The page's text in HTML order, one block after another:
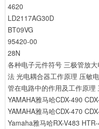
4620
LD2117AG30D
BT09VG
95420-00
28N
各种电子元件符号 三极管放大
法 光电耦合器工作原理 压敏
管在电路中的作用及工作原理
YAMAHA雅马哈CDX-490
YAMAHA雅马哈CDX-470
Yamaha雅马哈RX-V483